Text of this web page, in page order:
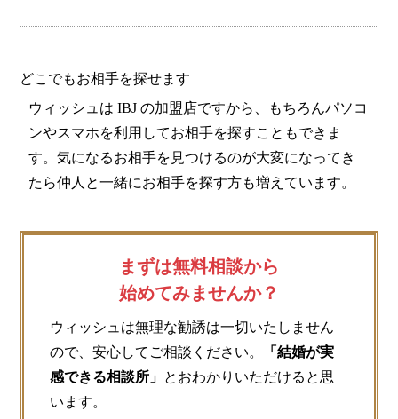
どこでもお相手を探せます
ウィッシュは IBJ の加盟店ですから、もちろんパソコ
ンやスマホを利用してお相手を探すこともできま
す。気になるお相手を見つけるのが大変になってき
たら仲人と一緒にお相手を探す方も増えています。
まずは無料相談から
始めてみませんか？
ウィッシュは無理な勧誘は一切いたしません
ので、安心してご相談ください。
「結婚が実
感できる相談所」 とおわかりいただけると思
います。